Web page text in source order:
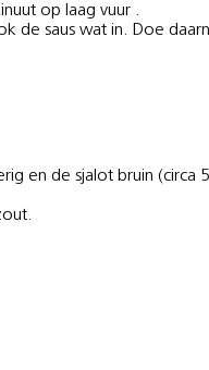
op laag vuur .
de saus wat in. Doe
en de sjalot bruin (circa 5